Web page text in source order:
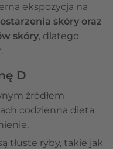
ekspozycja na
skóry oraz
skóry, dlatego
D
źródłem
codzienna dieta
tłuste ryby, takie jak